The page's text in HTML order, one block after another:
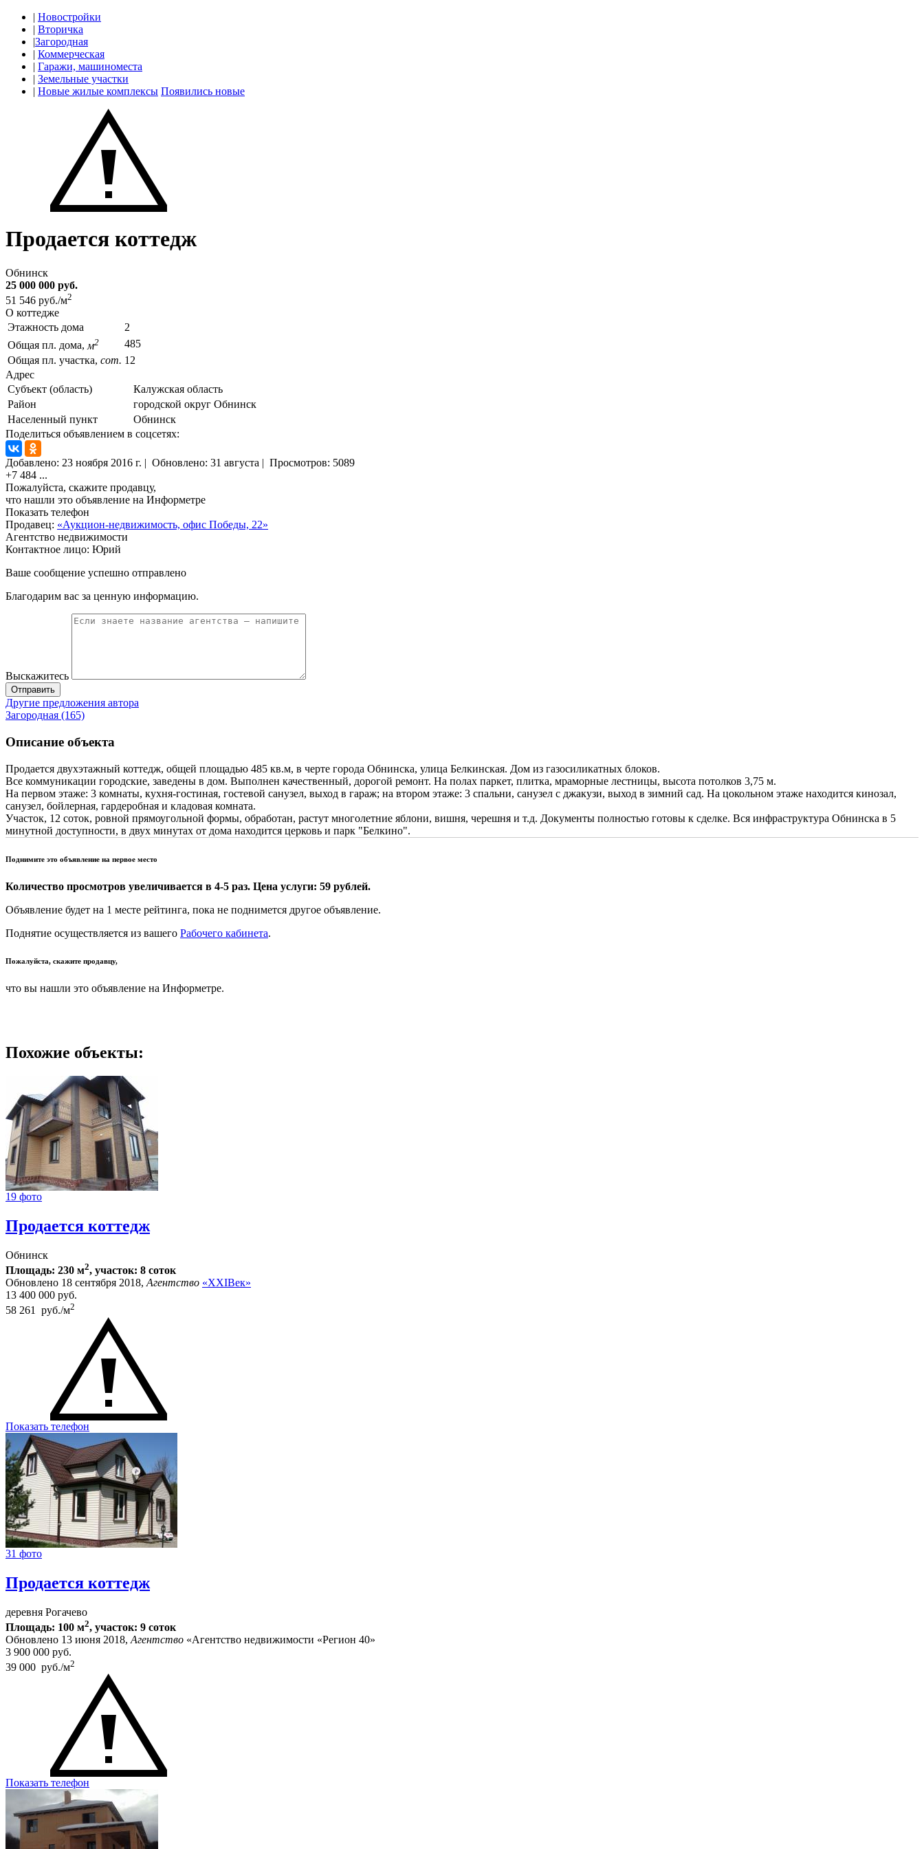
| Новостройки
| Вторичка
|Загородная
| Коммерческая
| Гаражи, машиноместа
| Земельные участки
| Новые жилые комплексы Появились новые
Продается коттедж
Обнинск
25 000 000 руб.
51 546 руб./м2
О коттедже
Этажность дома
2
Общая пл. дома, м2
485
Общая пл. участка, сот. 12
Адрес
Субъект (область)
Калужская область
Район
городской округ Обнинск
Населенный пункт
Обнинск
Поделиться объявлением в соцсетях:
Добавлено: 23 ноября 2016 г. | Обновлено: 31 августа | Просмотров: 5089
+7 484 ...
Пожалуйста, скажите продавцу,
что нашли это объявление на Информетре
Показать телефон
Продавец: «Аукцион-недвижимость, офис Победы, 22»
Агентство недвижимости
Контактное лицо: Юрий
Ваше сообщение успешно отправлено
Благодарим вас за ценную информацию.
Выскажитесь
Отправить
Другие предложения автора
Загородная (165)
Описание объекта
Продается двухэтажный коттедж, общей площадью 485 кв.м, в черте города Обнинска, улица Белкинская. Дом из газосиликатных блоков.
Все коммуникации городские, заведены в дом. Выполнен качественный, дорогой ремонт. На полах паркет, плитка, мраморные лестницы, высота потолков 3,75 м.
На первом этаже: 3 комнаты, кухня-гостиная, гостевой санузел, выход в гараж; на втором этаже: 3 спальни, санузел с джакузи, выход в зимний сад. На цокольном этаже находится кинозал,
санузел, бойлерная, гардеробная и кладовая комната.
Участок, 12 соток, ровной прямоугольной формы, обработан, растут многолетние яблони, вишня, черешня и т.д. Документы полностью готовы к сделке. Вся инфраструктура Обнинска в 5
минутной доступности, в двух минутах от дома находится церковь и парк "Белкино".
Поднимите это объявление на первое место
Количество просмотров увеличивается в 4-5 раз. Цена услуги: 59 рублей.
Объявление будет на 1 месте рейтинга, пока не поднимется другое объявление.
Поднятие осуществляется из вашего Рабочего кабинета.
Пожалуйста, скажите продавцу,
что вы нашли это объявление на Информетре.
Похожие объекты:
19 фото
Продается коттедж
Обнинск
Площадь: 230 м2, участок: 8 соток
Обновлено 18 сентября 2018,Агентство «XXIВек»
13 400 000 руб.
58 261 руб./м2
Показать телефон
31 фото
Продается коттедж
деревня Рогачево
Площадь: 100 м2, участок: 9 соток
Обновлено 13 июня 2018, Агентство «Агентство недвижимости «Регион 40»
3 900 000 руб.
39 000 руб./м2
Показать телефон